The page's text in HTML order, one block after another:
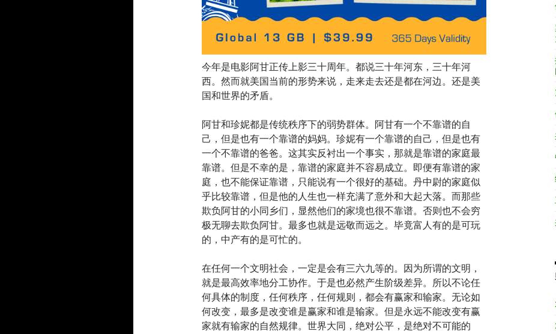
今年是电影阿甘正传上影三十周年。都说三十年河东，三十年河
西。然而就美国当前的形势来说，走来走去还是都在河边。还是美
国和世界的矛盾。
阿甘和珍妮都是传统秩序下的弱势群体。阿甘有一个不靠谱的自
己，但是也有一个靠谱的妈妈。珍妮有一个靠谱的自己，但是也有
一个不靠谱的爸爸。这其实反衬出一个事实，那就是靠谱的家庭最
靠谱。但是不幸的是，靠谱的家庭并不容易成立。即便有靠谱的家
庭，也不能保证靠谱，只能说有一个很好的基础。丹中尉的家庭似
乎比较靠谱，但是他的人生也一样充满了意外和大起大落。而那些
欺负阿甘的小同乡们，显然他们的家境也很不靠谱。否则也不会穷
极无聊去欺负阿甘。最多也就是远敬而远之。毕竟富人有的是可玩
的，中产有的是可忙的。
在任何一个文明社会，一定是会有三六九等的。因为所谓的文明，
就是最高效率地分工协作。于是也必然产生阶级差异。所以不论任
何具体的制度，任何秩序，任何规则，都会有赢家和输家。无论如
何改变，最多是改变谁是赢家和谁是输家。但是永远不能改变有赢
家就有输家的自然规律。世界大同，绝对公平，是绝对不可能的